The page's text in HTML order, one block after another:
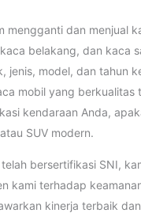
mengganti dan menjual
belakang, dan kaca
jenis, model, dan tahun
mobil yang berkualitas
kendaraan Anda,
SUV modern.
bersertifikasi SNI,
kami terhadap
kinerja terbaik